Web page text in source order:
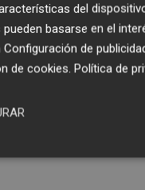
de los cuales
las materias
competencia
de cero.
del
basarse en el
Configuración de
de cookies. Política de